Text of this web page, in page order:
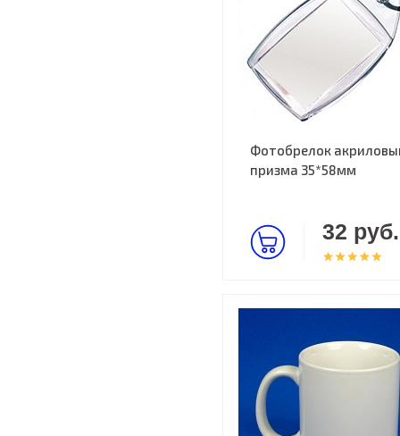
Фотобрелок
призма 35*58мм
32 руб.